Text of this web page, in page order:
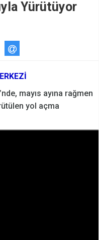
Yürütüyor
mayıs ayına rağmen
yol açma